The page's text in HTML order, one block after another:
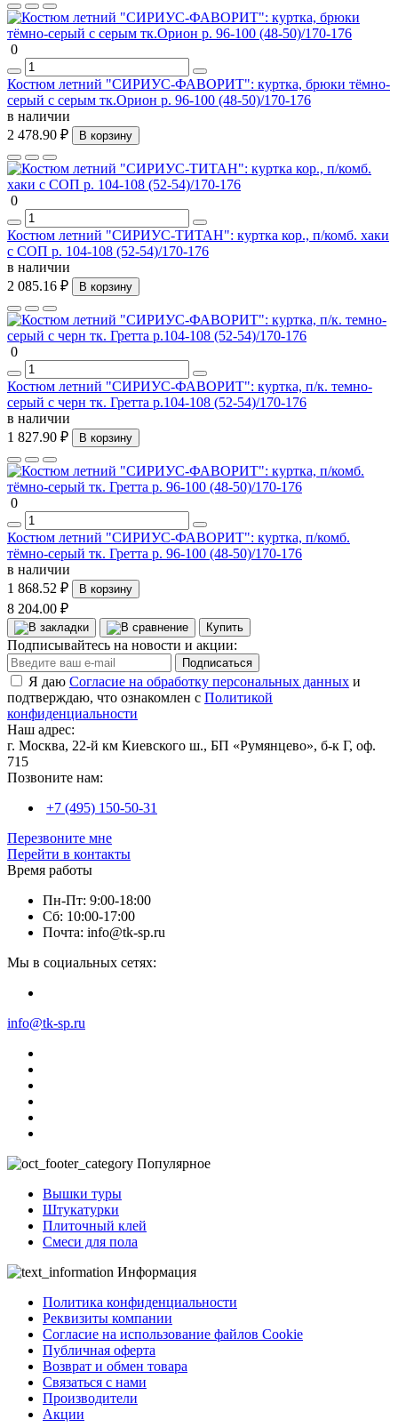
0
Костюм летний "СИРИУС-ФАВОРИТ": куртка, брюки тёмно-
серый с серым тк.Орион р. 96-100 (48-50)/170-176
в наличии
2 478.90 ₽
В корзину
0
Костюм летний "СИРИУС-ТИТАН": куртка кор., п/комб. хаки
с СОП р. 104-108 (52-54)/170-176
в наличии
2 085.16 ₽
В корзину
0
Костюм летний "СИРИУС-ФАВОРИТ": куртка, п/к. темно-
серый с черн тк. Гретта р.104-108 (52-54)/170-176
в наличии
1 827.90 ₽
В корзину
0
Костюм летний "СИРИУС-ФАВОРИТ": куртка, п/комб.
тёмно-серый тк. Гретта р. 96-100 (48-50)/170-176
в наличии
1 868.52 ₽
В корзину
8 204.00 ₽
Купить
Подписывайтесь на новости и акции:
Подписаться
Я даю Согласие на обработку персональных данных и
подтверждаю, что ознакомлен с Политикой
конфиденциальности
Наш адрес:
г. Москва, 22-й км Киевского ш., БП «Румянцево», б-к Г, оф.
715
Позвоните нам:
+7 (495) 150-50-31
Перезвоните мне
Перейти в контакты
Время работы
Пн-Пт: 9:00-18:00
Сб: 10:00-17:00
Почта: info@tk-sp.ru
Мы в социальных сетях:
info@tk-sp.ru
Популярное
Вышки туры
Штукатурки
Плиточный клей
Смеси для пола
Информация
Политика конфиденциальности
Реквизиты компании
Согласие на использование файлов Cookie
Публичная оферта
Возврат и обмен товара
Связаться с нами
Производители
Акции